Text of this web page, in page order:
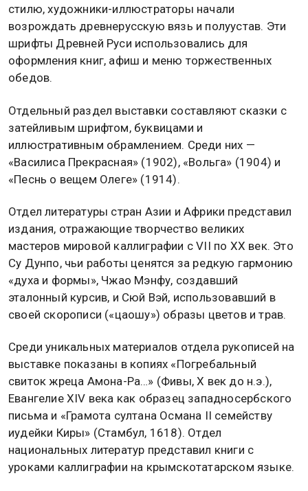
стилю, художники-иллюстраторы начали
возрождать древнерусскую вязь и полуустав. Эти
шрифты Древней Руси использовались для
оформления книг, афиш и меню торжественных
обедов.
Отдельный раздел выставки составляют сказки с
затейливым шрифтом, буквицами и
иллюстративным обрамлением. Среди них —
«Василиса Прекрасная» (1902), «Вольга» (1904) и
«Песнь о вещем Олеге» (1914).
Отдел литературы стран Азии и Африки представил
издания, отражающие творчество великих
мастеров мировой каллиграфии с VII по XX век. Это
Су Дунпо, чьи работы ценятся за редкую гармонию
«духа и формы», Чжао Мэнфу, создавший
эталонный курсив, и Сюй Вэй, использовавший в
своей скорописи («цаошу») образы цветов и трав.
Среди уникальных материалов отдела рукописей на
выставке показаны в копиях «Погребальный
свиток жреца Амона-Ра…» (Фивы, X век до н.э.),
Евангелие XIV века как образец западносербского
письма и «Грамота султана Османа II семейству
иудейки Киры» (Стамбул, 1618). Отдел
национальных литератур представил книги с
уроками каллиграфии на крымскотатарском языке.